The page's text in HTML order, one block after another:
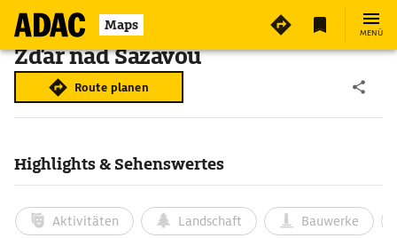
Maps MENÜ
Žďár nad Sázavou
Route planen
Highlights & Sehenswertes
Aktivitäten Landschaft Bauwerke